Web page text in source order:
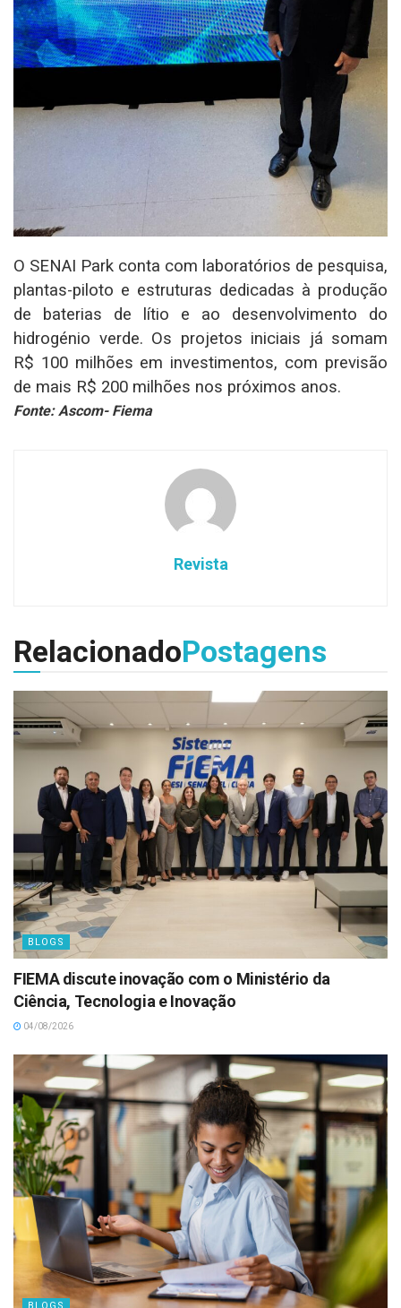
O SENAI Park conta com laboratórios de pesquisa,
plantas-piloto e estruturas dedicadas à produção
de baterias de lítio e ao desenvolvimento do
hidrogénio verde. Os projetos iniciais já somam
R$ 100 milhões em investimentos, com previsão
de mais R$ 200 milhões nos próximos anos.
Fonte: Ascom- Fiema
Revista
RelacionadoPostagens
BLOGS
FIEMA discute inovação com o Ministério da
Ciência, Tecnologia e Inovação
04/08/2026
BLOGS